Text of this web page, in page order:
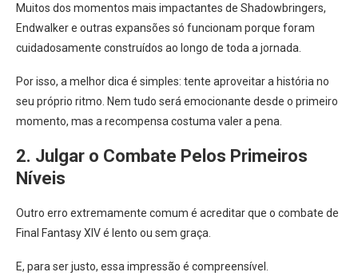
Muitos dos momentos mais impactantes de Shadowbringers,
Endwalker e outras expansões só funcionam porque foram
cuidadosamente construídos ao longo de toda a jornada.
Por isso, a melhor dica é simples: tente aproveitar a história no
seu próprio ritmo. Nem tudo será emocionante desde o primeiro
momento, mas a recompensa costuma valer a pena.
2. Julgar o Combate Pelos Primeiros
Níveis
Outro erro extremamente comum é acreditar que o combate de
Final Fantasy XIV é lento ou sem graça.
E, para ser justo, essa impressão é compreensível.